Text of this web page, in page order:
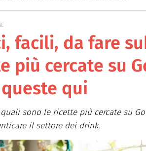
Salse e sughi
Marmellate e
Ricette di base
Bevande
Festa della Donna
Festa della Mamma
Festa del Papà
Halloween
Natale
Pasqua
San Valentino
facili, da fare
più cercate su
qui
sono le ricette più cercate su
il settore dei drink.